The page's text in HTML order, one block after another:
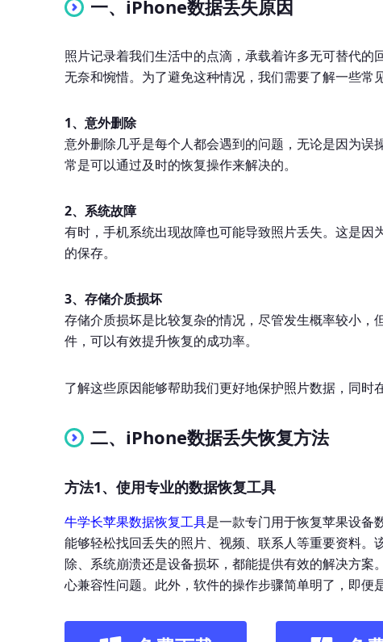
一、iPhone数据丢失原因
照片记录着我们生活中的点滴，承载着许多无可替代
无奈和惋惜。为了避免这种情况，我们需要了解一些常
1、意外删除
意外删除几乎是每个人都会遇到的问题，无论是因为
常是可以通过及时的恢复操作来解决的。
2、系统故障
有时，手机系统出现故障也可能导致照片丢失。这是
的保存。
3、存储介质损坏
存储介质损坏是比较复杂的情况，尽管发生概率较小
件，可以有效提升恢复的成功率。
了解这些原因能够帮助我们更好地保护照片数据，同时
二、iPhone数据丢失恢复方法
方法1、使用专业的数据恢复工具
牛学长苹果数据恢复工具是一款专门用于恢复苹果设备
能够轻松找回丢失的照片、视频、联系人等重要资料
除、系统崩溃还是设备损坏，都能提供有效的解决方
心兼容性问题。此外，软件的操作步骤简单明了，即便